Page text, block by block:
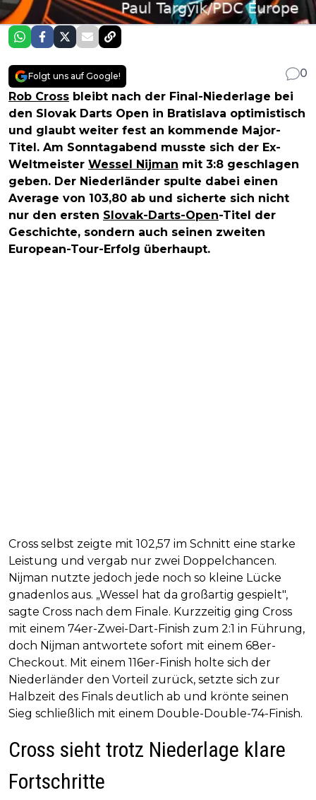
Folgt uns auf Google!
0
Rob Cross bleibt nach der Final-Niederlage bei
den Slovak Darts Open in Bratislava optimistisch
und glaubt weiter fest an kommende Major-
Titel. Am Sonntagabend musste sich der Ex-
Weltmeister Wessel Nijman mit 3:8 geschlagen
geben. Der Niederländer spulte dabei einen
Average von 103,80 ab und sicherte sich nicht
nur den ersten Slovak-Darts-Open-Titel der
Geschichte, sondern auch seinen zweiten
European-Tour-Erfolg überhaupt.
Cross selbst zeigte mit 102,57 im Schnitt eine starke
Leistung und vergab nur zwei Doppelchancen.
Nijman nutzte jedoch jede noch so kleine Lücke
gnadenlos aus. „Wessel hat da großartig gespielt",
sagte Cross nach dem Finale. Kurzzeitig ging Cross
mit einem 74er-Zwei-Dart-Finish zum 2:1 in Führung,
doch Nijman antwortete sofort mit einem 68er-
Checkout. Mit einem 116er-Finish holte sich der
Niederländer den Vorteil zurück, setzte sich zur
Halbzeit des Finals deutlich ab und krönte seinen
Sieg schließlich mit einem Double-Double-74-Finish.
Cross sieht trotz Niederlage klare
Fortschritte